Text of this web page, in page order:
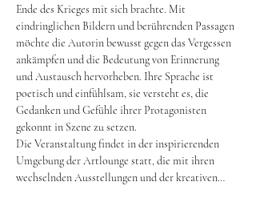
Ende des Krieges mit sich brachte. Mit
eindringlichen Bildern und berührenden Passagen
möchte die Autorin bewusst gegen das Vergessen
ankämpfen und die Bedeutung von Erinnerung
und Austausch hervorheben. Ihre Sprache ist
poetisch und einfühlsam, sie versteht es, die
Gedanken und Gefühle ihrer Protagonisten
gekonnt in Szene zu setzen.
Die Veranstaltung findet in der inspirierenden
Umgebung der Artlounge statt, die mit ihren
wechselnden Ausstellungen und der kreativen…